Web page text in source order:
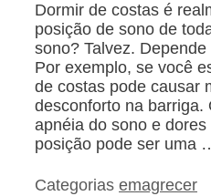
Dormir de costas é
posição de sono de
sono? Talvez.
Por exemplo, se você
de costas pode causar
desconforto na barriga.
apnéia do sono e
posição pode ser uma
Categorias emagrecer